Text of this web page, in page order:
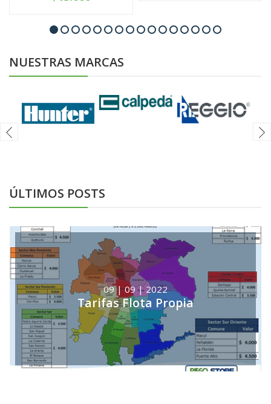
NUESTRAS MARCAS
ÚLTIMOS POSTS
09 | 09 | 2022
Tarifas Flota Propia